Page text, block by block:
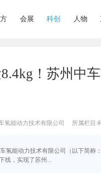
会展 科创 人物
！苏州中
氢能动力技术有限公司 所属栏目:
氢能动力技术有限公司（以下简称
线，实现了苏州...